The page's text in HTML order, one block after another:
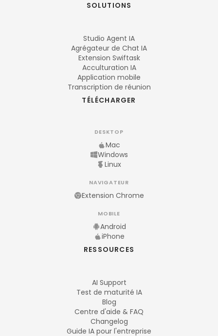
SOLUTIONS
Studio Agent IA
Agrégateur de Chat IA
Extension Swiftask
Acculturation IA
Application mobile
Transcription de réunion
TÉLÉCHARGER
DESKTOP
Mac
Windows
Linux
NAVIGATEUR
Extension Chrome
MOBILE
Android
iPhone
RESSOURCES
AI Support
Test de maturité IA
Blog
Centre d'aide & FAQ
Changelog
Guide IA pour l'entreprise